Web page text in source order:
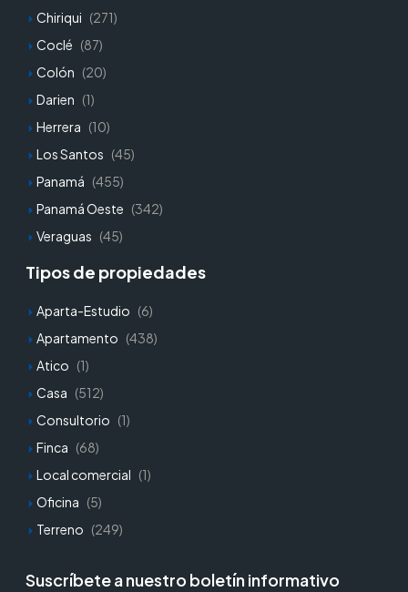
Chiriqui (271)
Coclé (87)
Colón (20)
Darien (1)
Herrera (10)
Los Santos (45)
Panamá (455)
Panamá Oeste (342)
Veraguas (45)
Tipos de propiedades
Aparta-Estudio (6)
Apartamento (438)
Atico (1)
Casa (512)
Consultorio (1)
Finca (68)
Local comercial (1)
Oficina (5)
Terreno (249)
Suscríbete a nuestro boletín informativo